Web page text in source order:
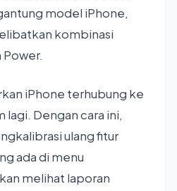
model iPhone,
kombinasi
iPhone terhubung ke
lagi. Dengan cara ini,
ulang fitur
ada di menu
melihat laporan